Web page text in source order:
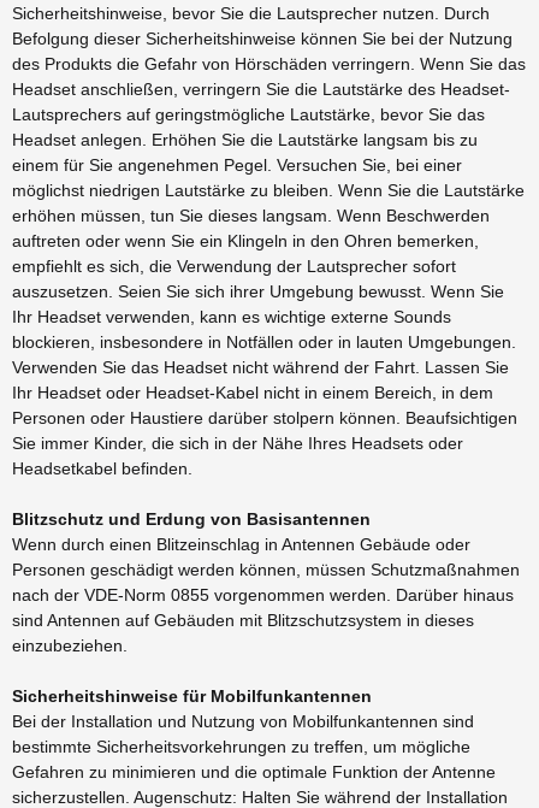
Sicherheitshinweise, bevor Sie die Lautsprecher nutzen. Durch
Befolgung dieser Sicherheitshinweise können Sie bei der Nutzung
des Produkts die Gefahr von Hörschäden verringern. Wenn Sie das
Headset anschließen, verringern Sie die Lautstärke des Headset-
Lautsprechers auf geringstmögliche Lautstärke, bevor Sie das
Headset anlegen. Erhöhen Sie die Lautstärke langsam bis zu
einem für Sie angenehmen Pegel. Versuchen Sie, bei einer
möglichst niedrigen Lautstärke zu bleiben. Wenn Sie die Lautstärke
erhöhen müssen, tun Sie dieses langsam. Wenn Beschwerden
auftreten oder wenn Sie ein Klingeln in den Ohren bemerken,
empfiehlt es sich, die Verwendung der Lautsprecher sofort
auszusetzen. Seien Sie sich ihrer Umgebung bewusst. Wenn Sie
Ihr Headset verwenden, kann es wichtige externe Sounds
blockieren, insbesondere in Notfällen oder in lauten Umgebungen.
Verwenden Sie das Headset nicht während der Fahrt. Lassen Sie
Ihr Headset oder Headset-Kabel nicht in einem Bereich, in dem
Personen oder Haustiere darüber stolpern können. Beaufsichtigen
Sie immer Kinder, die sich in der Nähe Ihres Headsets oder
Headsetkabel befinden.
Blitzschutz und Erdung von Basisantennen
Wenn durch einen Blitzeinschlag in Antennen Gebäude oder
Personen geschädigt werden können, müssen Schutzmaßnahmen
nach der VDE-Norm 0855 vorgenommen werden. Darüber hinaus
sind Antennen auf Gebäuden mit Blitzschutzsystem in dieses
einzubeziehen.
Sicherheitshinweise für Mobilfunkantennen
Bei der Installation und Nutzung von Mobilfunkantennen sind
bestimmte Sicherheitsvorkehrungen zu treffen, um mögliche
Gefahren zu minimieren und die optimale Funktion der Antenne
sicherzustellen. Augenschutz: Halten Sie während der Installation